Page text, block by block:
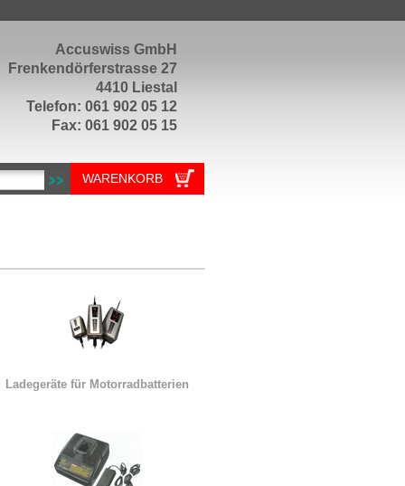
Accuswiss GmbH
Frenkendörferstrasse 27
4410 Liestal
Telefon: 061 902 05 12
Fax: 061 902 05 15
WARENKORB
Ladegeräte für Motorradbatterien